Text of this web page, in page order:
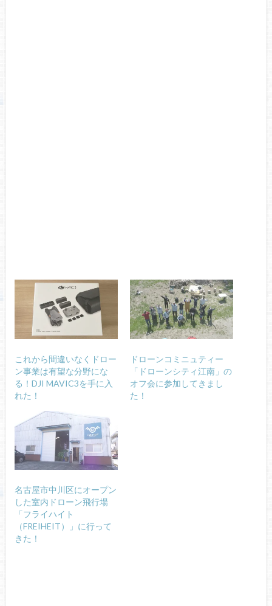
これから間違いなくドロー
ン事業は有望な分野にな
る！DJI MAVIC3を手に入
れた！
ドローンコミニュティー
「ドローンシティ江南」の
オフ会に参加してきまし
た！
名古屋市中川区にオープン
した室内ドローン飛行場
「フライハイト
（FREIHEIT）」に行って
きた！